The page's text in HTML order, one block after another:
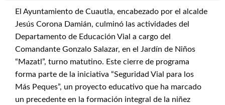
El Ayuntamiento de Cuautla, encabezado por el alcalde
Jesús Corona Damián, culminó las actividades del
Departamento de Educación Vial a cargo del
Comandante Gonzalo Salazar, en el Jardín de Niños
“Mazatl”, turno matutino. Este cierre de programa
forma parte de la iniciativa “Seguridad Vial para los
Más Peques”, un proyecto educativo que ha marcado
un precedente en la formación integral de la niñez